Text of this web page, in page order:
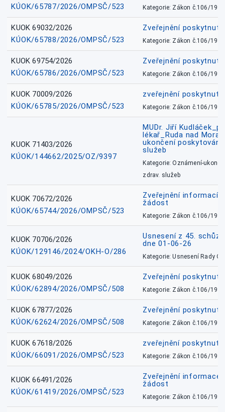
KÚOK/65787/2026/OMPSČ/523
Kategorie: Zákon č.106/1999
KUOK 69032/2026
KÚOK/65788/2026/OMPSČ/523
Zveřejnění
Kategorie: Zákon č.106/1999
KUOK 69754/2026
KÚOK/65786/2026/OMPSČ/523
Zveřejnění
Kategorie: Zákon č.106/1999
KUOK 70009/2026
KÚOK/65785/2026/OMPSČ/523
zveřejnění
Kategorie: Zákon č.106/1999
KUOK 71403/2026
KÚOK/144662/2025/OZ/9397
MUDr. Jiří
lékař_Ruda nad
ukončení
služeb
Kategorie: Oznámení-
zdrav. služeb
KUOK 70672/2026
KÚOK/65744/2026/OMPSČ/523
Zveřejnění informací
žádost
Kategorie: Zákon č.106/1999
KUOK 70706/2026
KÚOK/129146/2024/OKH-O/286
Usnesení z 45.
dne 01-06-26
Kategorie: Usnesení Rady
KUOK 68049/2026
KÚOK/62894/2026/OMPSČ/508
Zveřejnění
Kategorie: Zákon č.106/1999
KUOK 67877/2026
KÚOK/62624/2026/OMPSČ/508
Zveřejnění
Kategorie: Zákon č.106/1999
KUOK 67618/2026
KÚOK/66091/2026/OMPSČ/523
zveřejnění
Kategorie: Zákon č.106/1999
KUOK 66491/2026
KÚOK/61419/2026/OMPSČ/523
Zveřejnění informace
žádost
Kategorie: Zákon č.106/1999